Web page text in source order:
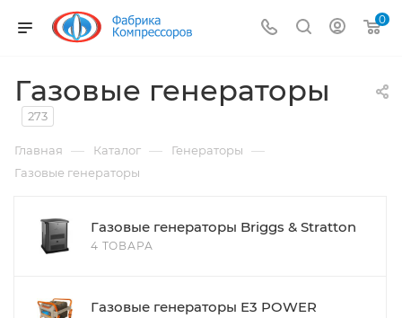
0
Газовые генераторы
273
Главная — Каталог — Генераторы —
Газовые генераторы
Газовые генераторы Briggs & Stratton
4 ТОВАРА
Газовые генераторы E3 POWER